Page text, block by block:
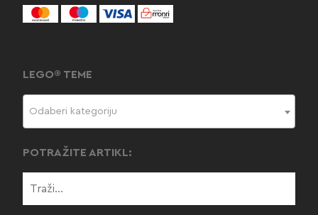
LEGO® TEME
Odaberi kategoriju
POTRAŽITE ARTIKL: